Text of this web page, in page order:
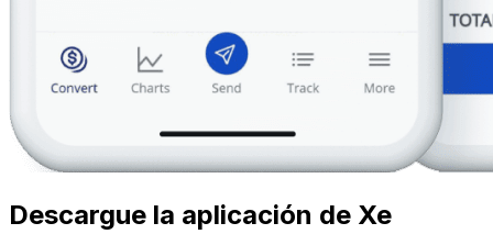
Descargue la aplicación de Xe